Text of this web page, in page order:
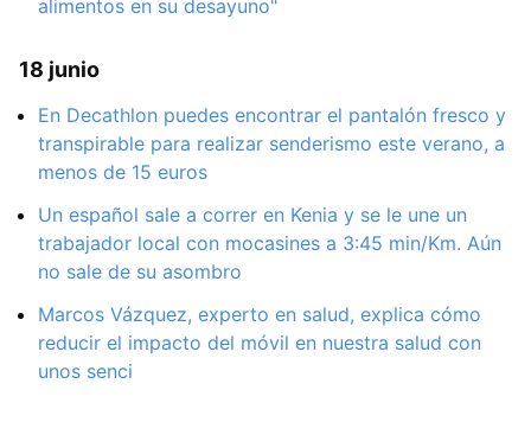
alimentos en su desayuno"
18 junio
En Decathlon puedes encontrar el pantalón fresco y
transpirable para realizar senderismo este verano, a
menos de 15 euros
Un español sale a correr en Kenia y se le une un
trabajador local con mocasines a 3:45 min/Km. Aún
no sale de su asombro
Marcos Vázquez, experto en salud, explica cómo
reducir el impacto del móvil en nuestra salud con
unos senci